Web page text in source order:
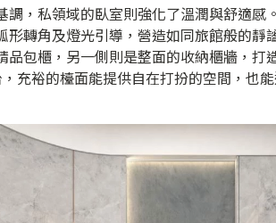
調，私領域的臥室則強化了溫潤與舒適感
形轉角及燈光引導，營造如同旅館般的靜
品包櫃，另一側則是整面的收納櫃牆，打
充裕的檯面能提供自在打扮的空間，也